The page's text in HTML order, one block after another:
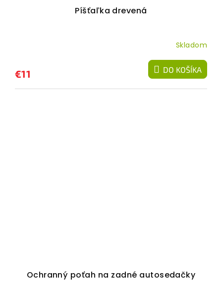
Píšťaľka drevená
Skladom
€11 DO KOŠÍKA
Ochranný poťah na zadné autosedačky